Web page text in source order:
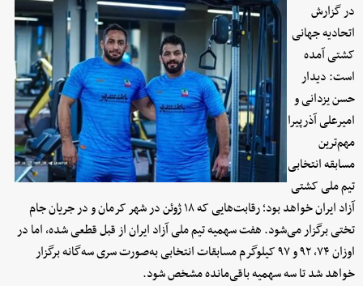
در گزارش
اتحادیه جهانی
کشتی آمده
است: دیدار
حسن یزدانی و
امیرعلی آذرپیرا
مهم‌ترین
مسابقه انتخابی
تیم ملی کشتی
آزاد ایران خواهد بود؛ رقابت‌هایی که ۱۸ ژوئن در شهر کرمان و در جریان جام
تختی برگزار می‌شود. هفت سهمیه تیم ملی آزاد ایران از قبل قطعی شده، اما در
اوزان ۷۴، ۹۲ و ۹۷ کیلوگرم مسابقات انتخابی به‌صورت سری سه‌گانه برگزار
خواهد شد تا سه سهمیه باقی‌مانده مشخص شود.